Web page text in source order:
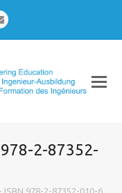
Email
2-87352-
ISBN 978-2-87352-010-6